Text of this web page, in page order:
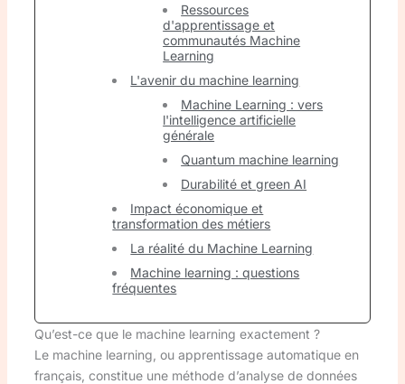
Ressources
d'apprentissage et
communautés Machine
Learning
L'avenir du machine learning
Machine Learning : vers
l'intelligence artificielle
générale
Quantum machine learning
Durabilité et green AI
Impact économique et
transformation des métiers
La réalité du Machine Learning
Machine learning : questions
fréquentes
Qu’est-ce que le machine learning exactement ?
Le machine learning, ou apprentissage automatique en
français, constitue une méthode d’analyse de données